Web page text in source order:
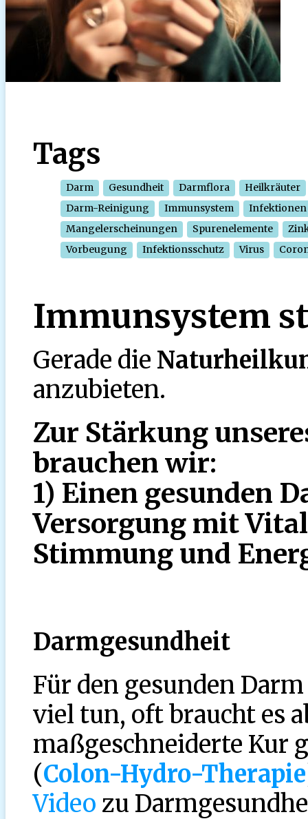
Tags
Darm Gesundheit Darmflora
Heilkräuter
Darm-Reinigung
Immunsystem
Infektionen
Mangelerscheinungen
Spurenelemente
Vorbeugung
Infektionsschutz Virus
Immunsystem
Gerade die
anzubieten.
Zur Stärkung
brauchen wir:
1) Einen gesunden
Versorgung mit
Stimmung und
Darmgesundheit
Für den gesunden
viel tun, oft braucht es
maßgeschneiderte Kur
(Colon-Hydro-Therapie
Video zu